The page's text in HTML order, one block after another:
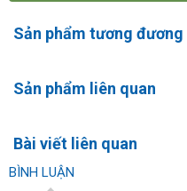
Sản phẩm tương đương
Sản phẩm liên quan
Bài viết liên quan
BÌNH LUẬN